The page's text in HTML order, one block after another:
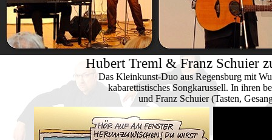
Hubert Treml & Franz Schuier
Das Kleinkunst-Duo aus Regensburg mit
kabarettistisches Songkarussell. In ihren
und Franz Schuier (Tasten,